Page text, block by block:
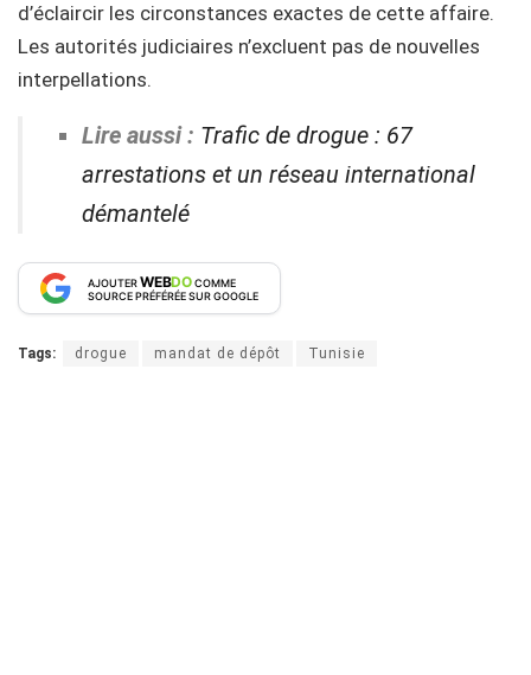
d’éclaircir les circonstances exactes de cette affaire.
Les autorités judiciaires n’excluent pas de nouvelles
interpellations.
Lire aussi : Trafic de drogue : 67
arrestations et un réseau international
démantelé
AJOUTERWEBDOCOMME
SOURCE PRÉFÉRÉE SUR GOOGLE
Tags: drogue mandat de dépôt Tunisie